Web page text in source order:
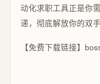
动化求职工具正是你
递，彻底解放你的双
【免费下载链接】